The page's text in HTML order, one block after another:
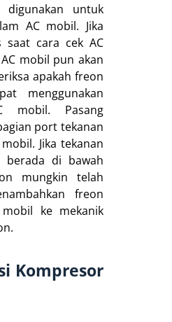
untuk
AC mobil. Jika
cara cek AC
mobil pun akan
apakah freon
menggunakan
mobil. Pasang
port tekanan
Jika tekanan
berada di bawah
mungkin telah
freon
ke mekanik
Kompresor